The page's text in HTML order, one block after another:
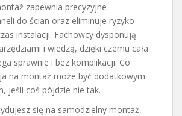
zapewnia precyzyjne
do ścian oraz eliminuje ryzyko
instalacji. Fachowcy dysponują
i wiedzą, dzięki czemu cała
sprawnie i bez komplikacji. Co
na montaż może być dodatkowym
jeśli coś pójdzie nie tak.
się na samodzielny montaż,